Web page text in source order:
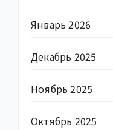
Январь 2026
Декабрь 2025
Ноябрь 2025
Октябрь 2025